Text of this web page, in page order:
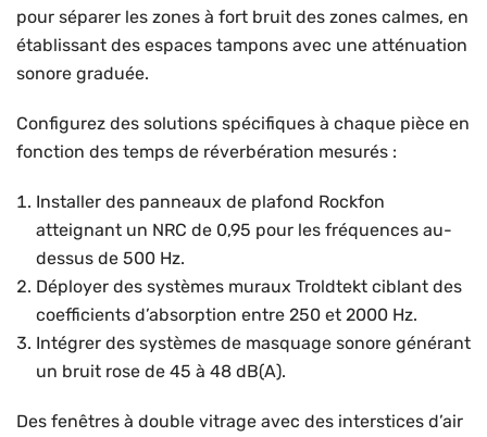
pour séparer les zones à fort bruit des zones calmes, en
établissant des espaces tampons avec une atténuation
sonore graduée.
Configurez des solutions spécifiques à chaque pièce en
fonction des temps de réverbération mesurés :
Installer des panneaux de plafond Rockfon
atteignant un NRC de 0,95 pour les fréquences au-
dessus de 500 Hz.
Déployer des systèmes muraux Troldtekt ciblant des
coefficients d’absorption entre 250 et 2000 Hz.
Intégrer des systèmes de masquage sonore générant
un bruit rose de 45 à 48 dB(A).
Des fenêtres à double vitrage avec des interstices d’air